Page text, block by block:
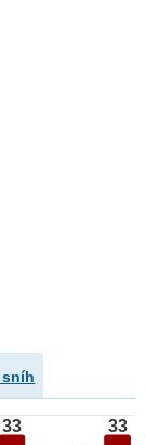
sníh
33 33